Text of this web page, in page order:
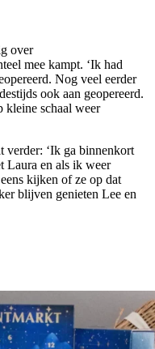
over
mee kampt. ‘Ik had
Nog veel eerder
ook aan geopereerd.
kleine schaal weer
‘Ik ga binnenkort
Laura en als ik weer
kijken of ze op dat
blijven genieten Lee en